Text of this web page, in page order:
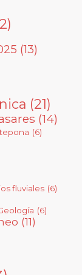
(13)
(21)
(14)
(6)
fluviales (6)
(6)
(11)